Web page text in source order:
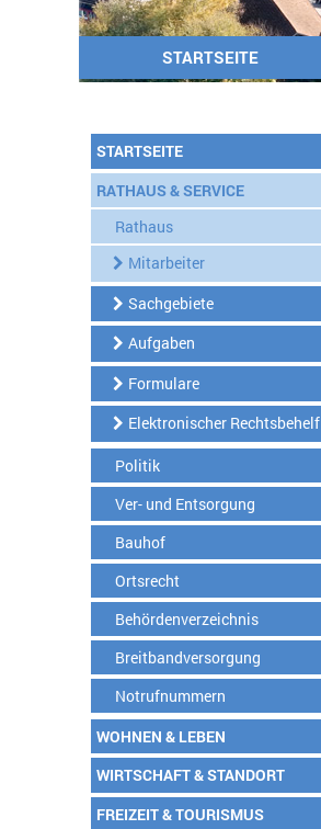
STARTSEITE
STARTSEITE
RATHAUS & SERVICE
Rathaus
Mitarbeiter
Sachgebiete
Aufgaben
Formulare
Elektronischer Rechtsbehelf
Politik
Ver- und Entsorgung
Bauhof
Ortsrecht
Behördenverzeichnis
Breitbandversorgung
Notrufnummern
WOHNEN & LEBEN
WIRTSCHAFT & STANDORT
FREIZEIT & TOURISMUS